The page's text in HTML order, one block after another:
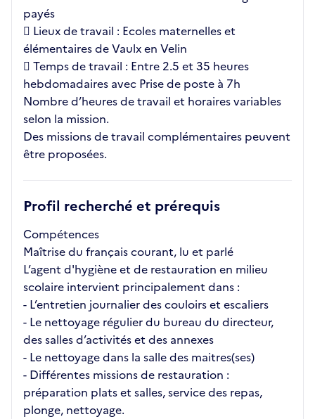
payés
 Lieux de travail : Ecoles maternelles et
élémentaires de Vaulx en Velin
 Temps de travail : Entre 2.5 et 35 heures
hebdomadaires avec Prise de poste à 7h
Nombre d’heures de travail et horaires variables
selon la mission.
Des missions de travail complémentaires peuvent
être proposées.
Profil recherché et prérequis
Compétences
Maîtrise du français courant, lu et parlé
L’agent d'hygiène et de restauration en milieu
scolaire intervient principalement dans :
- L’entretien journalier des couloirs et escaliers
- Le nettoyage régulier du bureau du directeur,
des salles d’activités et des annexes
- Le nettoyage dans la salle des maitres(ses)
- Différentes missions de restauration :
préparation plats et salles, service des repas,
plonge, nettoyage.